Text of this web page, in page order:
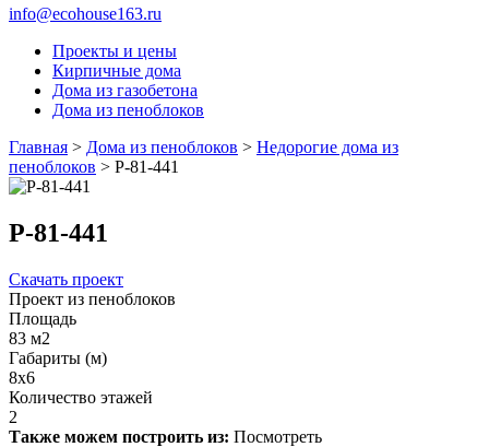
info@ecohouse163.ru
Проекты и цены
Кирпичные дома
Дома из газобетона
Дома из пеноблоков
Главная > Дома из пеноблоков > Недорогие дома из
пеноблоков > Р-81-441
Р-81-441
Скачать проект
Проект из пеноблоков
Площадь
83 м2
Габариты (м)
8х6
Количество этажей
2
Также можем построить из: Посмотреть